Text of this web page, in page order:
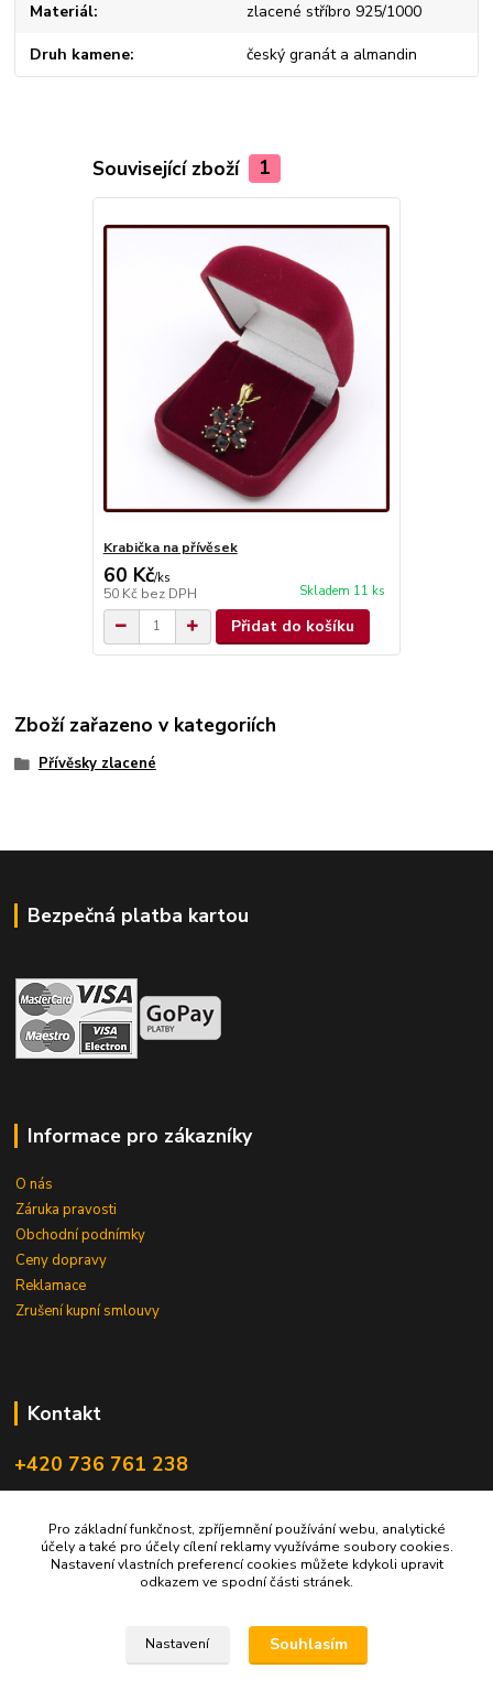
Materiál zlacené stříbro 925/1000
Druh kamene český granát a almandin
Související zboží 1
Krabička na přívěsek
60 Kč/ks
50 Kč bez DPH Skladem 11 ks
Přidat do košíku
Zboží zařazeno v kategoriích
Přívěsky zlacené
Bezpečná platba kartou
Informace pro zákazníky
O nás
Záruka pravosti
Obchodní podnímky
Ceny dopravy
Reklamace
Zrušení kupní smlouvy
Kontakt
+420 736 761 238
Upravit sběr cookies.
Pro základní funkčnost, zpříjemnění používání webu, analytické
účely a také pro účely cílení reklamy využíváme soubory cookies.
Nastavení vlastních preferencí cookies můžete kdykoli upravit
odkazem ve spodní části stránek.
Nastavení Souhlasím